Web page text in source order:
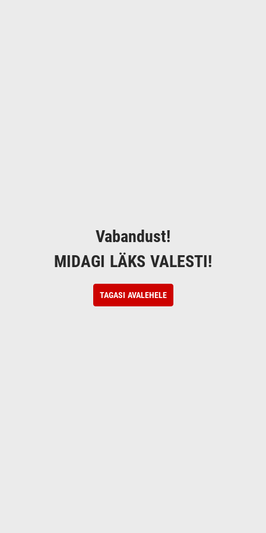
Vabandust!
MIDAGI LÄKS VALESTI!
TAGASI AVALEHELE